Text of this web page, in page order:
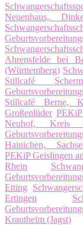
Neuenhaus,
Ahrensfelde bei
(Württemberg)
Stillcafé
Stillcafé Berne,
Großenlüder
Neuhof, Kreis
Hainichen,
PEKiP Geislingen
Rhein
Etting
Ertingen
Krautheim (Jagst)